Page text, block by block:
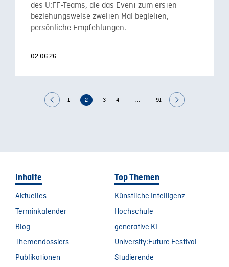
des U:FF-Teams, die das Event zum ersten
beziehungsweise zweiten Mal begleiten,
persönliche Empfehlungen.
02.06.26
1 2 3 4 ... 91
Inhalte
Aktuelles
Terminkalender
Blog
Themendossiers
Publikationen
Top Themen
Künstliche Intelligenz
Hochschule
generative KI
University:Future Festival
Studierende